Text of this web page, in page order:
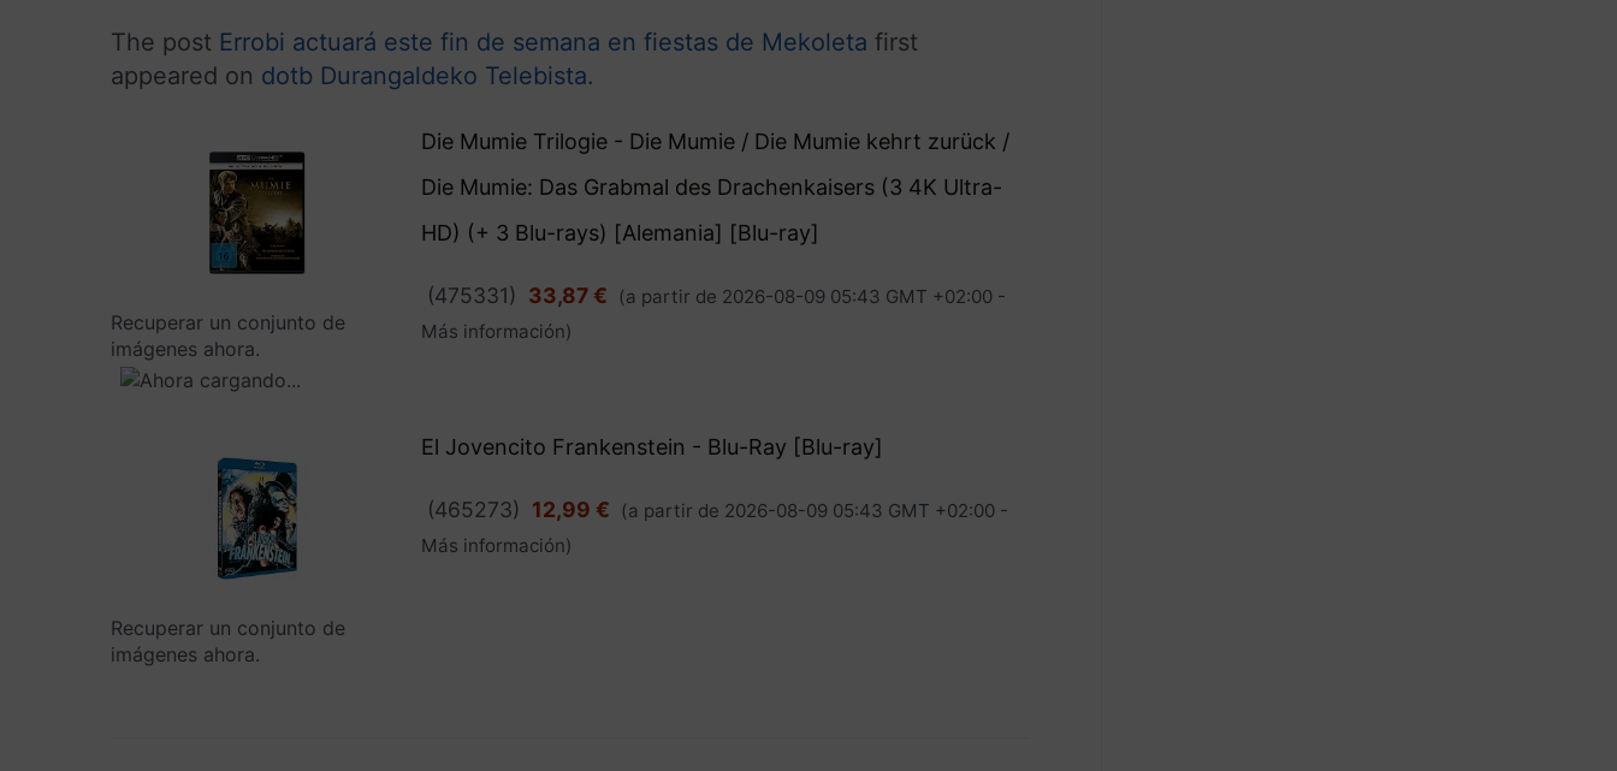
The post Errobi actuará este fin de semana en fiestas de Mekoleta first
appeared on dotb Durangaldeko Telebista.
Recuperar un conjunto de
imágenes ahora.
Die Mumie Trilogie - Die Mumie / Die Mumie kehrt zurück /
Die Mumie: Das Grabmal des Drachenkaisers (3 4K Ultra-
HD) (+ 3 Blu-rays) [Alemania] [Blu-ray]
(475331) 33,87 €
(a partir de 2026-08-09 05:43 GMT +02:00 -
Más información)
Recuperar un conjunto de
imágenes ahora.
El Jovencito Frankenstein - Blu-Ray [Blu-ray]
(465273) 12,99 €
(a partir de 2026-08-09 05:43 GMT +02:00 -
Más información)